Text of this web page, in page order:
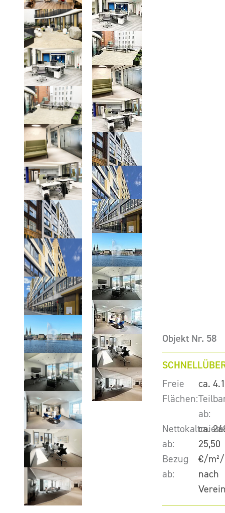
Objekt Nr. 58
Freie
Flächen:
ca.
ab:
ca.
Nettokaltmiete
ab:
25,50
€/
Bezug
ab:
nach